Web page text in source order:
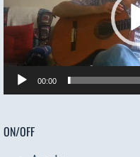
00:00
ON/OFF